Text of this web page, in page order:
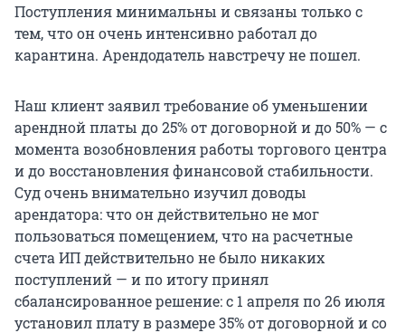
Поступления минимальны и связаны только с
тем, что он очень интенсивно работал до
карантина. Арендодатель навстречу не пошел.
Наш клиент заявил требование об уменьшении
арендной платы до 25% от договорной и до 50% — с
момента возобновления работы торгового центра
и до восстановления финансовой стабильности.
Суд очень внимательно изучил доводы
арендатора: что он действительно не мог
пользоваться помещением, что на расчетные
счета ИП действительно не было никаких
поступлений — и по итогу принял
сбалансированное решение: с 1 апреля по 26 июля
установил плату в размере 35% от договорной и со